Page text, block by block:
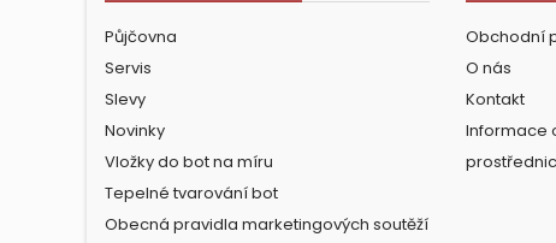
Půjčovna
Servis
Slevy
Novinky
Vložky do bot na míru
Tepelné tvarování bot
Obecná pravidla marketingových soutěží
Obchodní
O nás
Kontakt
Informace